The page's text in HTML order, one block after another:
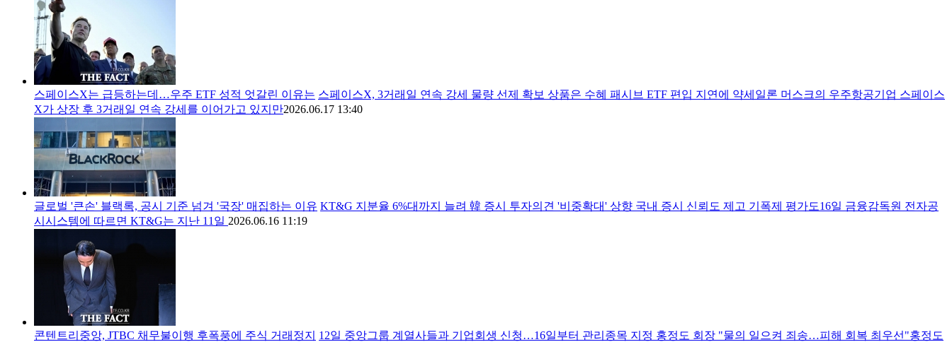
스페이스X는 급등하는데…우주 ETF 성적 엇갈린 이유는 스페이스X, 3거래일 연속 강세 물량 선제 확보 상품은 수혜 패시브 ETF 편입 지연에 약세일론 머스크의 우주항공기업 스페이스
X가 상장 후 3거래일 연속 강세를 이어가고 있지만2026.06.17 13:40
글로벌 '큰손' 블랙록, 공시 기준 넘겨 '국장' 매집하는 이유 KT&G 지분율 6%대까지 늘려 韓 증시 투자의견 '비중확대' 상향 국내 증시 신뢰도 제고 기폭제 평가도16일 금융감독원 전자공
시시스템에 따르면 KT&G는 지난 11일 2026.06.16 11:19
콘텐트리중앙, JTBC 채무불이행 후폭풍에 주식 거래정지
12일 중앙그룹 계열사들과 기업회생 신청…16일부터 관리종목 지정 홍정도 회장 "물의 일으켜 죄송…피해 회복 최우선"홍정도